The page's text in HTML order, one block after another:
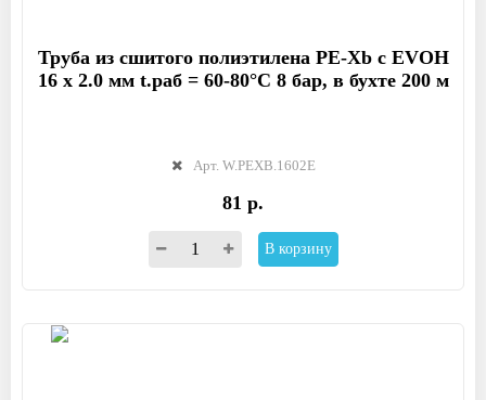
Труба из сшитого полиэтилена PE-Xb с EVOH
16 x 2.0 мм t.раб = 60-80°C 8 бар, в бухте 200 м
Арт. W.PEXB.1602E
81 р.
В корзину